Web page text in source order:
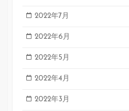
2022年7月
2022年6月
2022年5月
2022年4月
2022年3月